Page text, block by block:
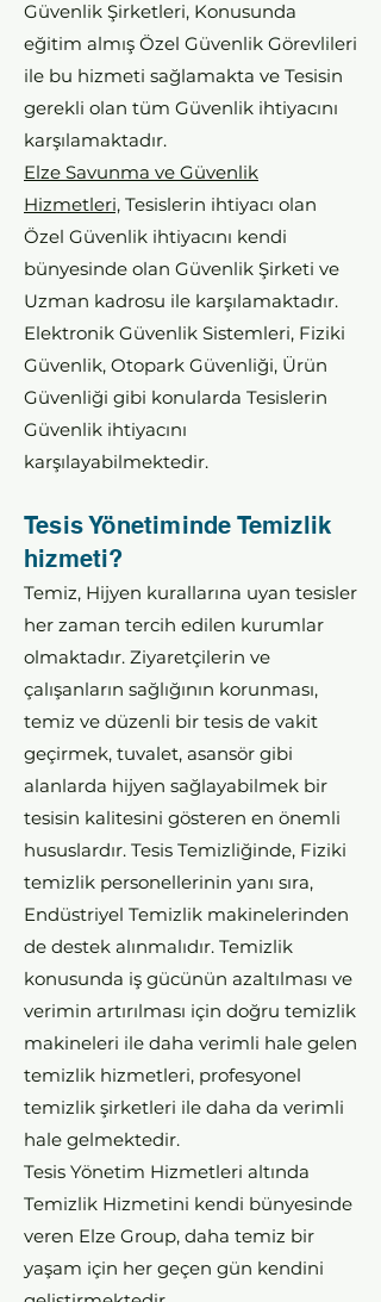
Güvenlik Şirketleri, Konusunda
eğitim almış Özel Güvenlik Görevlileri
ile bu hizmeti sağlamakta ve Tesisin
gerekli olan tüm Güvenlik ihtiyacını
karşılamaktadır.
Elze Savunma ve Güvenlik
Hizmetleri, Tesislerin ihtiyacı olan
Özel Güvenlik ihtiyacını kendi
bünyesinde olan Güvenlik Şirketi ve
Uzman kadrosu ile karşılamaktadır.
Elektronik Güvenlik Sistemleri, Fiziki
Güvenlik, Otopark Güvenliği, Ürün
Güvenliği gibi konularda Tesislerin
Güvenlik ihtiyacını
karşılayabilmektedir.
Tesis Yönetiminde Temizlik
hizmeti?
Temiz, Hijyen kurallarına uyan tesisler
her zaman tercih edilen kurumlar
olmaktadır. Ziyaretçilerin ve
çalışanların sağlığının korunması,
temiz ve düzenli bir tesis de vakit
geçirmek, tuvalet, asansör gibi
alanlarda hijyen sağlayabilmek bir
tesisin kalitesini gösteren en önemli
hususlardır. Tesis Temizliğinde, Fiziki
temizlik personellerinin yanı sıra,
Endüstriyel Temizlik makinelerinden
de destek alınmalıdır. Temizlik
konusunda iş gücünün azaltılması ve
verimin artırılması için doğru temizlik
makineleri ile daha verimli hale gelen
temizlik hizmetleri, profesyonel
temizlik şirketleri ile daha da verimli
hale gelmektedir.
Tesis Yönetim Hizmetleri altında
Temizlik Hizmetini kendi bünyesinde
veren Elze Group, daha temiz bir
yaşam için her geçen gün kendini